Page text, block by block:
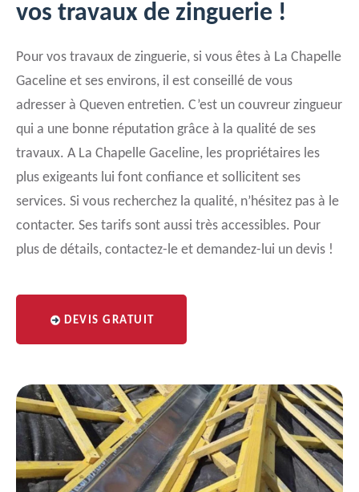
vos travaux de zinguerie !
Pour vos travaux de zinguerie, si vous êtes à La Chapelle
Gaceline et ses environs, il est conseillé de vous
adresser à Queven entretien. C’est un couvreur zingueur
qui a une bonne réputation grâce à la qualité de ses
travaux. A La Chapelle Gaceline, les propriétaires les
plus exigeants lui font confiance et sollicitent ses
services. Si vous recherchez la qualité, n’hésitez pas à le
contacter. Ses tarifs sont aussi très accessibles. Pour
plus de détails, contactez-le et demandez-lui un devis !
DEVIS GRATUIT